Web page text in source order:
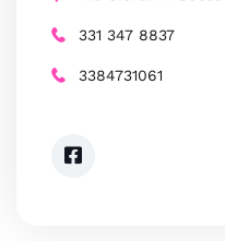
331 347 8837
3384731061